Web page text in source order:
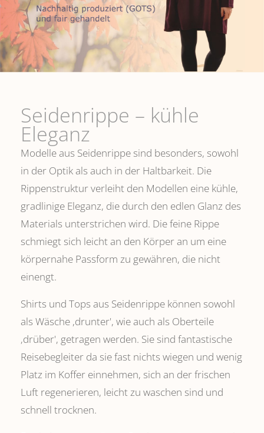
Seidenrippe­ – kühle
Eleganz
Modelle aus Seidenrippe sind besonders, sowohl
in der Optik als auch in der Haltbarkeit. Die
Rippenstruktur verleiht den Modellen eine kühle,
gradlinige Eleganz, die durch den edlen Glanz des
Materials unterstrichen wird. Die feine Rippe
schmiegt sich leicht an den Körper an um eine
körpernahe Passform zu gewähren, die nicht
einengt.
Shirts und Tops aus Seidenrippe können sowohl
als Wäsche ,drunter', wie auch als Oberteile
‚drüber', getragen werden. Sie sind fantastische
Reisebegleiter da sie fast nichts wiegen und wenig
Platz im Koffer einnehmen, sich an der frischen
Luft regenerieren, leicht zu waschen sind und
schnell trocknen.